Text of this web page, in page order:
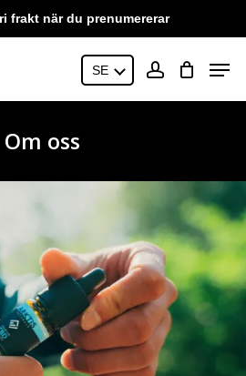
frakt när du prenumererar
SE
account
Om oss
Menu